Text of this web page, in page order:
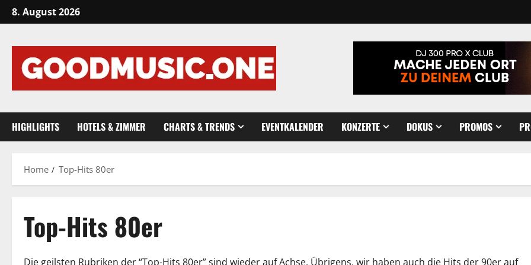
Skip
to
8. August 2026
HIGHLIGHTS HOTELS & ZIMMER CHARTS & TRENDS EVENTKALENDER KONZERTE DOKUS PROMOS
Home Top-Hits 80er
Top-Hits 80er
Die geilsten Rubriken der “Top-Hits 80er” sind wieder auf Achse. Übrigens, wir haben auch die Hits der 90er auf